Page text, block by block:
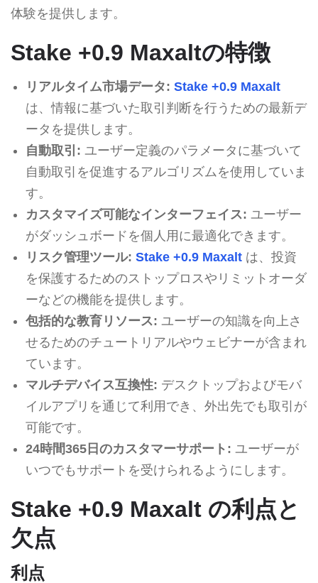
体験を提供します。
Stake +0.9 Maxaltの特徴
リアルタイム市場データ: Stake +0.9 Maxalt
は、情報に基づいた取引判断を行うための最新デ
ータを提供します。
自動取引: ユーザー定義のパラメータに基づいて
自動取引を促進するアルゴリズムを使用していま
す。
カスタマイズ可能なインターフェイス: ユーザー
がダッシュボードを個人用に最適化できます。
リスク管理ツール: Stake +0.9 Maxaltは、投資
を保護するためのストップロスやリミットオーダ
ーなどの機能を提供します。
包括的な教育リソース: ユーザーの知識を向上さ
せるためのチュートリアルやウェビナーが含まれ
ています。
マルチデバイス互換性: デスクトップおよびモバ
イルアプリを通じて利用でき、外出先でも取引が
可能です。
24時間365日のカスタマーサポート: ユーザーが
いつでもサポートを受けられるようにします。
Stake +0.9 Maxalt の利点と
欠点
利点